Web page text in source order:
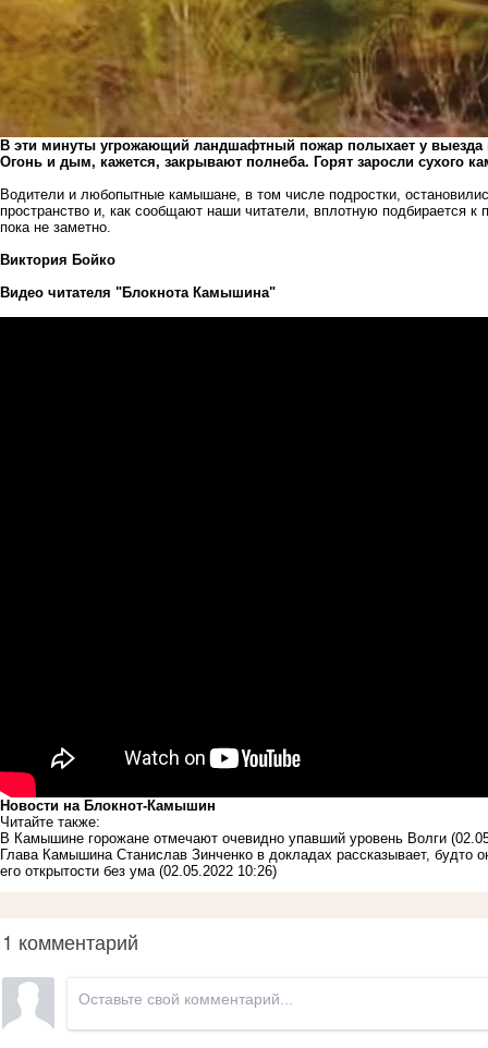
В эти минуты угрожающий ландшафтный пожар полыхает у выезда
Огонь и дым, кажется, закрывают полнеба. Горят заросли сухого
Водители и любопытные камышане, в том числе подростки,
пространство и, как сообщают наши читатели, вплотную подбирается
пока не заметно.
Виктория Бойко
Видео читателя "Блокнота Камышина"
Новости на Блoкнoт-Камышин
Читайте также:
В Камышине горожане отмечают очевидно упавший уровень Волги
Глава Камышина Станислав Зинченко в докладах рассказывает, будто
его открытости без ума (02.05.2022 10:26)
1 комментарий